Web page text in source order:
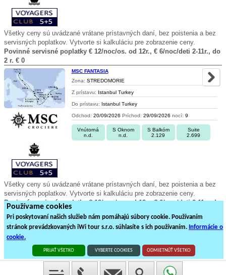
Používame cookies
Pri poskytovaní našich služieb nám pomáhajú súbory cookie. Používaním
stránok prevádzkovaných iWi tour s.r.o. súhlasíte s ich používaním. Informácie o
cookie.
PRIJAŤ VŠETKO VYBERTE COOKIES ODMIETNÚŤ VŠETKO
Všetky ceny sú uvádzané vrátane prístavných daní, bez poistenia a bez
servisných poplatkov. Vytvorte si kalkuláciu pre zobrazenie ceny.
Povinné servisné poplatky € 12/noc/os. od 12r., € 6/noc/deti 2-11r., do
2 r. € 0
MSC FANTASIA
Zona: STREDOMORIE
Z prístavu: Istanbul Turkey
Do prístavu: Istanbul Turkey
Odchod: 20/09/2026 Príchod: 29/09/2026 nocí: 9
Vnútorná
n.d.
S Oknom
n.d.
S Balkóm
2.129
Suite
2.699
Všetky ceny sú uvádzané vrátane prístavných daní, bez poistenia a bez
servisných poplatkov. Vytvorte si kalkuláciu pre zobrazenie ceny.
Povinné servisné poplatky € 12/noc/os. od 12r., € 6/noc/deti 2-11r., do
1 2 3 4 5 6 7 8 9
492plavieb loďou na25stránkách